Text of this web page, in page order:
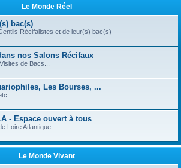
h
r
Le Monde Réel
bac(s)
Récifalistes et de leur(s) bac(s)
nos Salons Récifaux
de Bacs...
Les Bourses, ...
- Espace ouvert à tous
Loire Atlantique
Le Monde Vivant